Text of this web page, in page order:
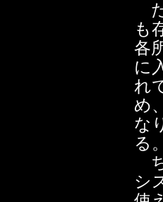
も
各
に
れ
め
な
る。
シ